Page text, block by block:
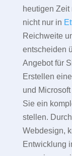
heutigen Zeit
nicht nur in
Reichweite
entscheiden
Angebot für
Erstellen
und
Sie ein
stellen.
Webdesign,
Entwicklung